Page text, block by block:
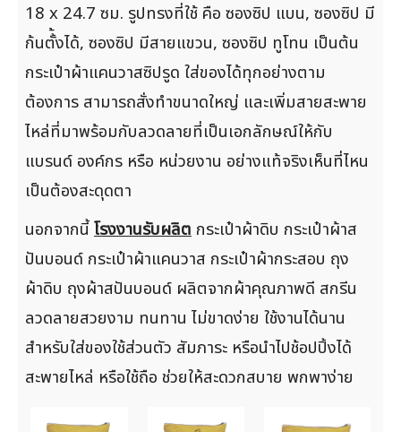
18 x 24.7 ซม. รูปทรงที่ใช้ คือ ซองซิป แบน, ซองซิป มี
ก้นตั้้งได้, ซองซิป มีสายแขวน, ซองซิป ทูโทน เป็นต้น
กระเป๋าผ้าแคนวาสซิปรูด ใส่ของได้ทุกอย่างตาม
ต้องการ สามารถสั่งทำขนาดใหญ่ และเพิ่มสายสะพาย
ไหล่ที่มาพร้อมกับลวดลายที่เป็นเอกลักษณ์ให้กับ
แบรนด์ องค์กร หรือ หน่วยงาน อย่างแท้จริงเห็นที่ไหน
เป็นต้องสะดุดตา
นอกจากนี้โรงงานรับผลิต กระเป๋าผ้าดิบ กระเป๋าผ้าส
ปันบอนด์ กระเป๋าผ้าแคนวาส กระเป๋าผ้ากระสอบ ถุง
ผ้าดิบ ถุงผ้าสปันบอนด์ ผลิตจากผ้าคุณภาพดี สกรีน
ลวดลายสวยงาม ทนทาน ไม่ขาดง่าย ใช้งานได้นาน
สำหรับใส่ของใช้ส่วนตัว สัมภาระ หรือนำไปช้อปปิ้งได้
สะพายไหล่ หรือใช้ถือ ช่วยให้สะดวกสบาย พกพาง่าย